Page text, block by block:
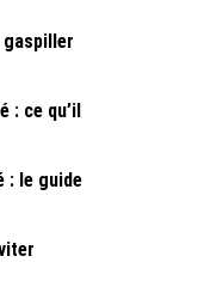
: ce qu’il
: le guide